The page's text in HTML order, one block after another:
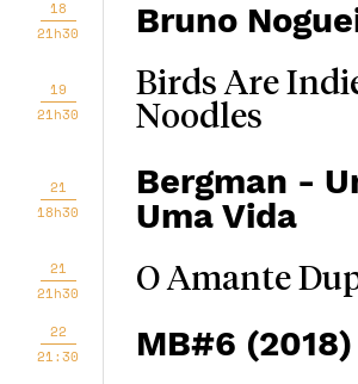
18
21h30
Bruno
19
21h30
Birds Are
Noodles
21
18h30
Bergman -
Uma Vida
21
21h30
O Amante
22
21:30
MB#6 (2018)